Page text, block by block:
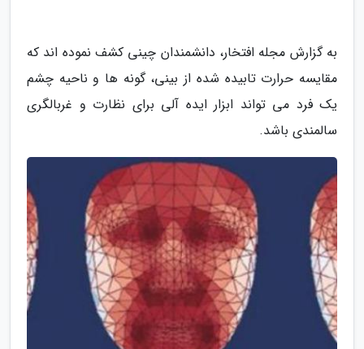
به گزارش مجله افتخار، دانشمندان چینی کشف نموده اند که
مقایسه حرارت تابیده شده از بینی، گونه ها و ناحیه چشم
یک فرد می تواند ابزار ایده آلی برای نظارت و غربالگری
سالمندی باشد.